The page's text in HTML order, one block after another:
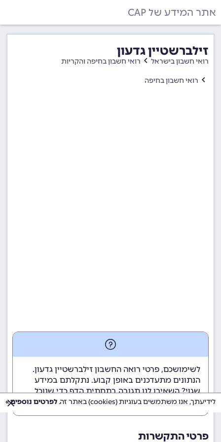
אתר המידע של CAP
זילברשטיין גדעון
רואי חשבון בישראל רואי חשבון בחיפה והקריות
רואי חשבון בחיפה
לשימושכם, פרטי רואה החשבון זילברשטיין גדעון.
הנתונים מתעדכנים באופן קבוע. נתקלתם במידע
שגוי? השאירו לנו תגובה בתחתית הדף כדי שנוכל
לטפל בבעיה בהקדם.
פרטי התקשרות
לידיעתך, אנו משתמשים בעוגיות (cookies) באתר זה. לפרטים נוספים »